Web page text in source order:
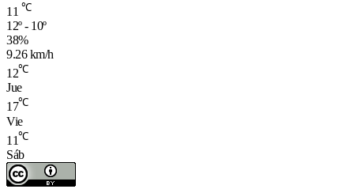
11 ℃
12º - 10º
38%
9.26 km/h
12℃
Jue
17℃
Vie
11℃
Sáb